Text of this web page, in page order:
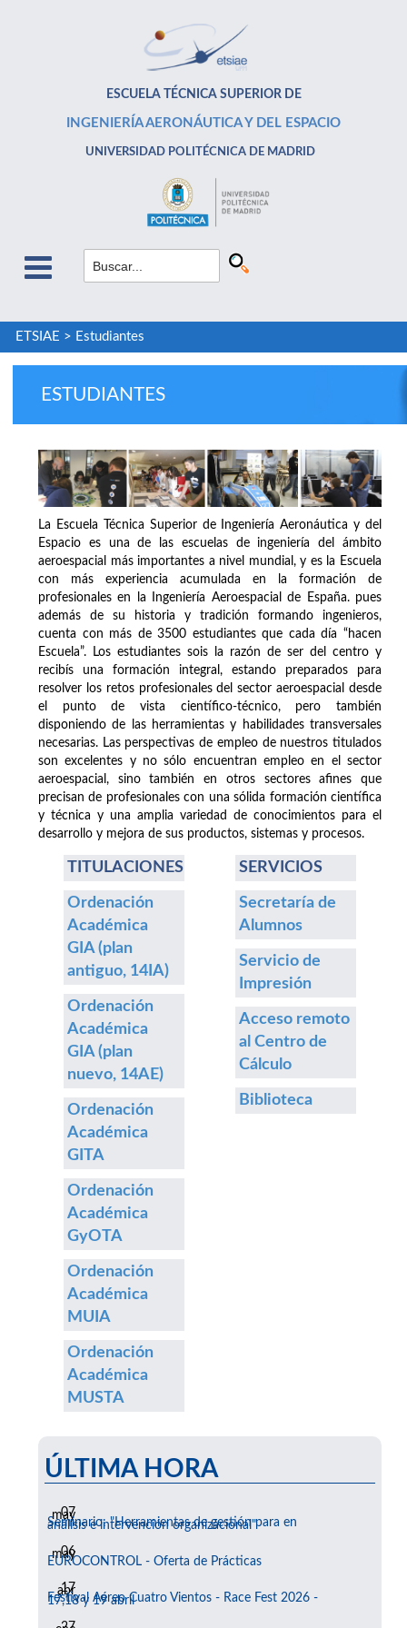
ESCUELA TÉCNICA SUPERIOR DE
INGENIERÍA AERONÁUTICA Y DEL ESPACIO
UNIVERSIDAD POLITÉCNICA DE MADRID
ETSIAE > Estudiantes
ESTUDIANTES
La Escuela Técnica Superior de Ingeniería Aeronáutica y del
Espacio es una de las escuelas de ingeniería del ámbito
aeroespacial más importantes a nivel mundial, y es la Escuela
con más experiencia acumulada en la formación de
profesionales en la Ingeniería Aeroespacial de España. pues
además de su historia y tradición formando ingenieros,
cuenta con más de 3500 estudiantes que cada día “hacen
Escuela”. Los estudiantes sois la razón de ser del centro y
recibís una formación integral, estando preparados para
resolver los retos profesionales del sector aeroespacial desde
el punto de vista científico-técnico, pero también
disponiendo de las herramientas y habilidades transversales
necesarias. Las perspectivas de empleo de nuestros titulados
son excelentes y no sólo encuentran empleo en el sector
aeroespacial, sino también en otros sectores afines que
precisan de profesionales con una sólida formación científica
y técnica y una amplia variedad de conocimientos para el
desarrollo y mejora de sus productos, sistemas y procesos.
TITULACIONES
Ordenación
Académica
GIA (plan
antiguo, 14IA)
Ordenación
Académica
GIA (plan
nuevo, 14AE)
Ordenación
Académica
GITA
Ordenación
Académica
GyOTA
Ordenación
Académica
MUIA
Ordenación
Académica
MUSTA
SERVICIOS
Secretaría de
Alumnos
Servicio de
Impresión
Acceso remoto
al Centro de
Cálculo
Biblioteca
ÚLTIMA HORA
07
may
Seminario: "Herramientas de gestión para en
análisis e intervención organizacional"
06
may
EUROCONTROL - Oferta de Prácticas
17
abr
Festival Aéreo Cuatro Vientos - Race Fest 2026 -
17,18 y 19 abril